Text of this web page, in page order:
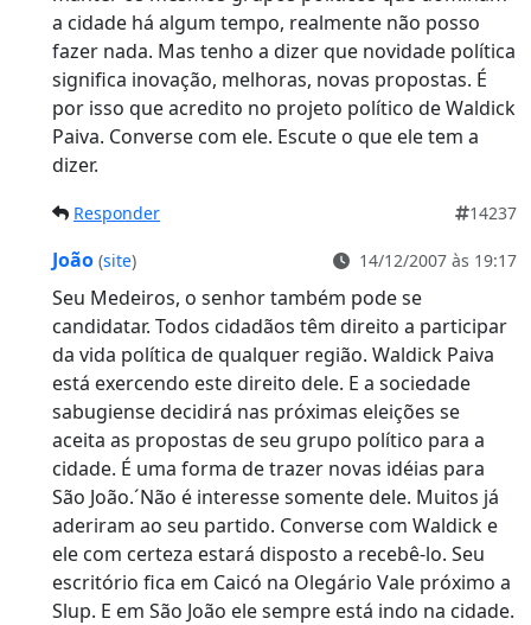
a cidade há algum tempo, realmente não posso
fazer nada. Mas tenho a dizer que novidade política
significa inovação, melhoras, novas propostas. É
por isso que acredito no projeto político de Waldick
Paiva. Converse com ele. Escute o que ele tem a
dizer.
Responder 14237
João (site) 14/12/2007 às 19:17
Seu Medeiros, o senhor também pode se
candidatar. Todos cidadãos têm direito a participar
da vida política de qualquer região. Waldick Paiva
está exercendo este direito dele. E a sociedade
sabugiense decidirá nas próximas eleições se
aceita as propostas de seu grupo político para a
cidade. É uma forma de trazer novas idéias para
São João.´Não é interesse somente dele. Muitos já
aderiram ao seu partido. Converse com Waldick e
ele com certeza estará disposto a recebê-lo. Seu
escritório fica em Caicó na Olegário Vale próximo a
Slup. E em São João ele sempre está indo na cidade.